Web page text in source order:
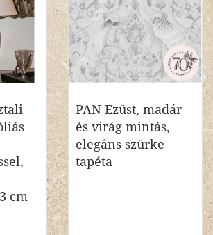
cm
PAN Ezüst, madár
és virág mintás,
elegáns szürke
tapéta